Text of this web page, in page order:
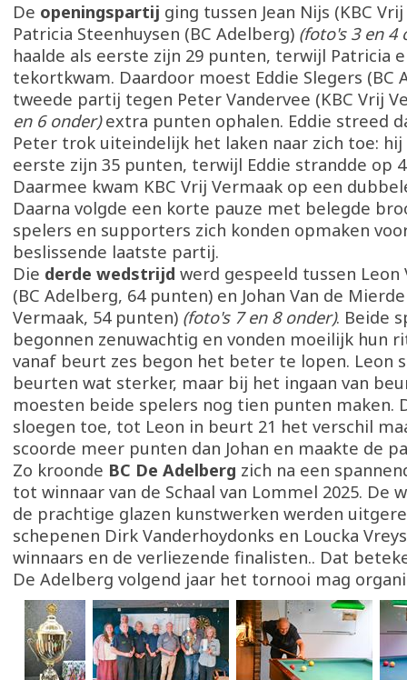
De openingspartij ging tussen Jean Nijs (KBC
Patricia Steenhuysen (BC Adelberg) (foto's 3 en 4
haalde als eerste zijn 29 punten, terwijl Patricia
tekortkwam. Daardoor moest Eddie Slegers (BC
tweede partij tegen Peter Vandervee (KBC Vrij
en 6 onder)extra punten ophalen. Eddie streed
Peter trok uiteindelijk het laken naar zich toe: hij
eerste zijn 35 punten, terwijl Eddie strandde op
Daarmee kwam KBC Vrij Vermaak op een
Daarna volgde een korte pauze met belegde
spelers en supporters zich konden opmaken
beslissende laatste partij.
Die derde wedstrijd werd gespeeld tussen Leon
(BC Adelberg, 64 punten) en Johan Van de
Vermaak, 54 punten) (foto's 7 en 8 onder). Beide
begonnen zenuwachtig en vonden moeilijk hun
vanaf beurt zes begon het beter te lopen. Leon
beurten wat sterker, maar bij het ingaan van
moesten beide spelers nog tien punten maken.
sloegen toe, tot Leon in beurt 21 het verschil
scoorde meer punten dan Johan en maakte de
Zo kroonde BC De Adelberg zich na een
tot winnaar van de Schaal van Lommel 2025. De
de prachtige glazen kunstwerken werden
schepenen Dirk Vanderhoydonks en Loucka
winnaars en de verliezende finalisten.. Dat
De Adelberg volgend jaar het tornooi mag